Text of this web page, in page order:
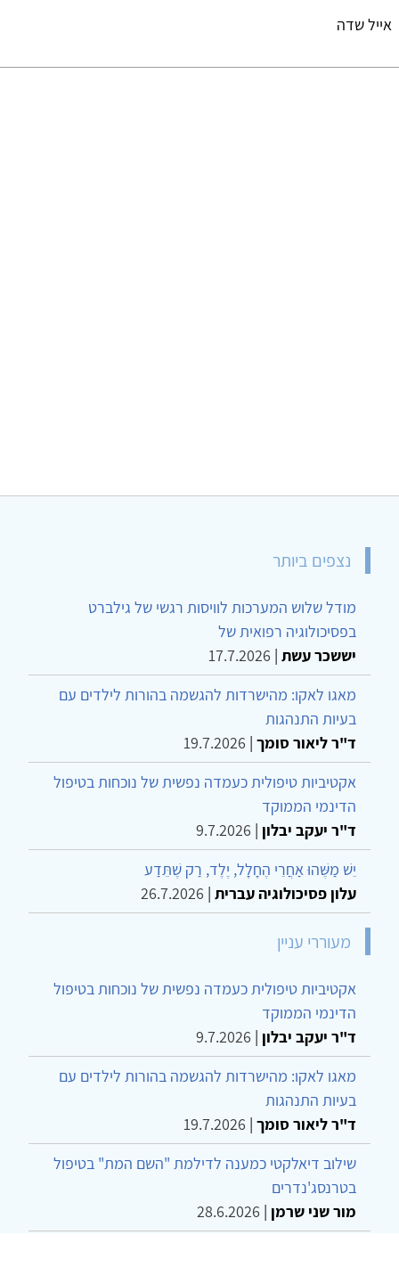
אייל שדה
נצפים ביותר
מודל שלוש המערכות לוויסות רגשי של גילברט
בפסיכולוגיה רפואית של
יששכר עשת |
17.7.2026
מאגו לאקו: מהישרדות להגשמה בהורות לילדים עם
בעיות התנהגות
ד"ר ליאור סומך |
19.7.2026
אקטיביות טיפולית כעמדה נפשית של נוכחות בטיפול
הדינמי הממוקד
ד"ר יעקב יבלון |
9.7.2026
יֵשׁ מַשֶּׁהוּ אַחֲרֵי הֶחָלָל, יֶלֶד, רַק שֶׁתֵּדַע
עלון פסיכולוגיה עברית |
26.7.2026
מעוררי עניין
אקטיביות טיפולית כעמדה נפשית של נוכחות בטיפול
הדינמי הממוקד
ד"ר יעקב יבלון |
9.7.2026
מאגו לאקו: מהישרדות להגשמה בהורות לילדים עם
בעיות התנהגות
ד"ר ליאור סומך |
19.7.2026
שילוב דיאלקטי כמענה לדילמת "השם המת" בטיפול
בטרנסג'נדרים
מור שני שרמן |
28.6.2026